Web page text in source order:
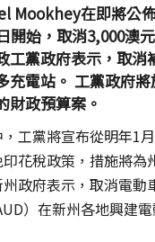
Mookhey在即將公
開始，取消3,000澳
工黨政府表示，取消
充電站。 工黨政府
財政預算案。
工黨將宣布從明年1
花稅政策，措施將為
政府表示，取消電動
）在新州各地興建